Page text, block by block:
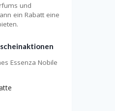
und
ein Rabatt eine
Essenza Nobile